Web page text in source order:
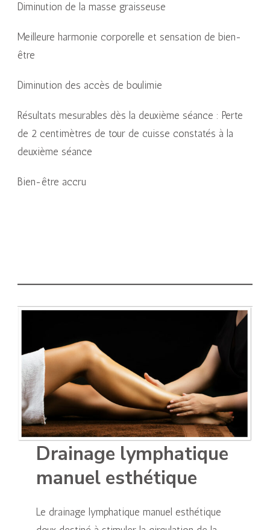
Diminution de la masse graisseuse
Meilleure harmonie corporelle et sensation de bien-
être
Diminution des accès de boulimie
Résultats mesurables dès la deuxième séance : Perte
de 2 centimètres de tour de cuisse constatés à la
deuxième séance
Bien-être accru
Drainage lymphatique
manuel esthétique
Le drainage lymphatique manuel esthétique